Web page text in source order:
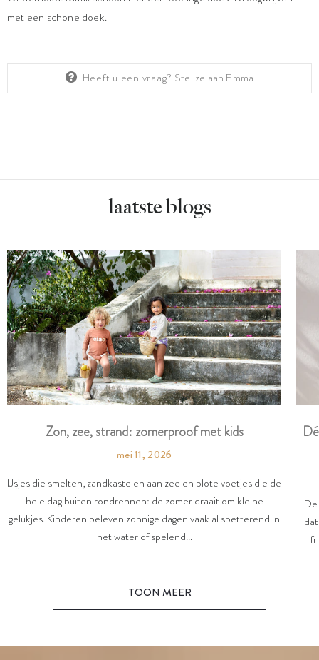
met een schone doek.
Heeft u een vraag? Stel ze aan Emma
laatste blogs
Zon, zee, strand: zomerproof met kids
mei 11, 2026
IJsjes die smelten, zandkastelen aan zee en blote voetjes die de
hele dag buiten rondrennen: de zomer draait om kleine
gelukjes. Kinderen beleven zonnige dagen vaak al spetterend in
het water of spelend...
TOON MEER